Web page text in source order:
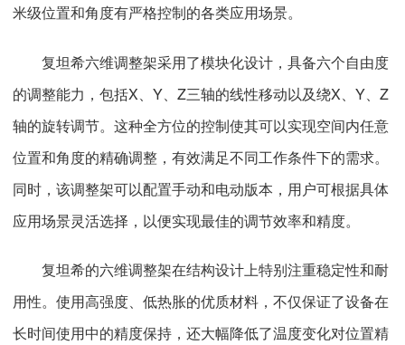
米级位置和角度有严格控制的各类应用场景。
复坦希六维调整架采用了模块化设计，具备六个自由度
的调整能力，包括X、Y、Z三轴的线性移动以及绕X、Y、Z
轴的旋转调节。这种全方位的控制使其可以实现空间内任意
位置和角度的精确调整，有效满足不同工作条件下的需求。
同时，该调整架可以配置手动和电动版本，用户可根据具体
应用场景灵活选择，以便实现最佳的调节效率和精度。
复坦希的六维调整架在结构设计上特别注重稳定性和耐
用性。使用高强度、低热胀的优质材料，不仅保证了设备在
长时间使用中的精度保持，还大幅降低了温度变化对位置精